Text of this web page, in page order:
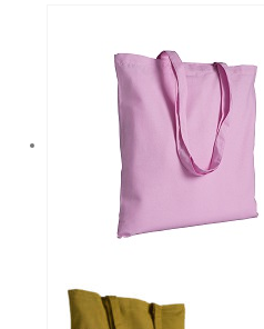
se
pueden
elegir
página